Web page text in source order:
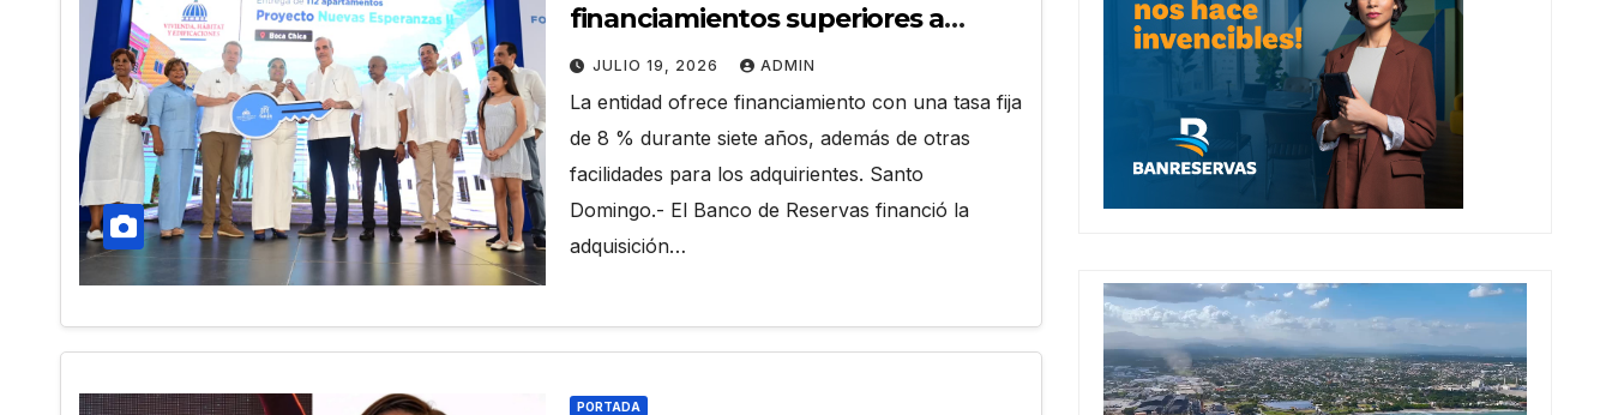
financiamientos superiores a
RD$117 millones en proyecto
Nuevas Esperanzas
JULIO 19, 2026 ADMIN
La entidad ofrece financiamiento con una tasa fija
de 8 % durante siete años, además de otras
facilidades para los adquirientes. Santo
Domingo.- El Banco de Reservas financió la
adquisición…
PORTADA